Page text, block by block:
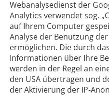
Webanalysedienst der
Analytics verwendet sog.
auf Ihrem Computer
Analyse der Benutzung
ermöglichen. Die durch
Informationen über Ihre
werden in der Regel an
den USA übertragen und
der Aktivierung der IP-